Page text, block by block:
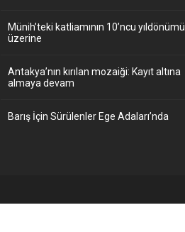
Münih’teki katliamının 10’ncu yıldönümü
üzerine
Antakya’nın kırılan mozaiği: Kayıt altına
almaya devam
Barış İçin Sürülenler Ege Adaları’nda